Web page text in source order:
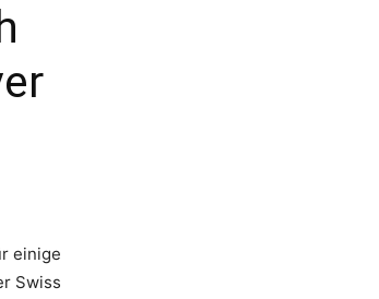
einige
Swiss